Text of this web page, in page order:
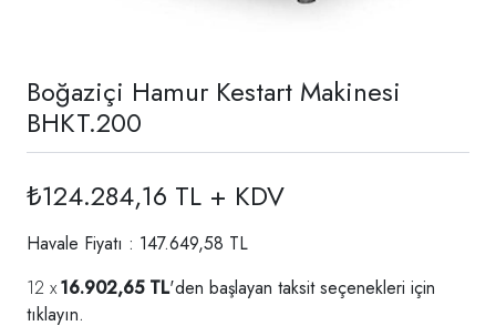
Boğaziçi Hamur Kestart Makinesi
BHKT.200
₺124.284,16 TL + KDV
Havale Fiyatı : 147.649,58 TL
16.902,65 TL'den başlayan taksit seçenekleri için
tıklayın.